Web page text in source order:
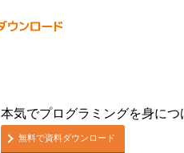
本気でプログラミングを身に
無料で資料ダウンロード